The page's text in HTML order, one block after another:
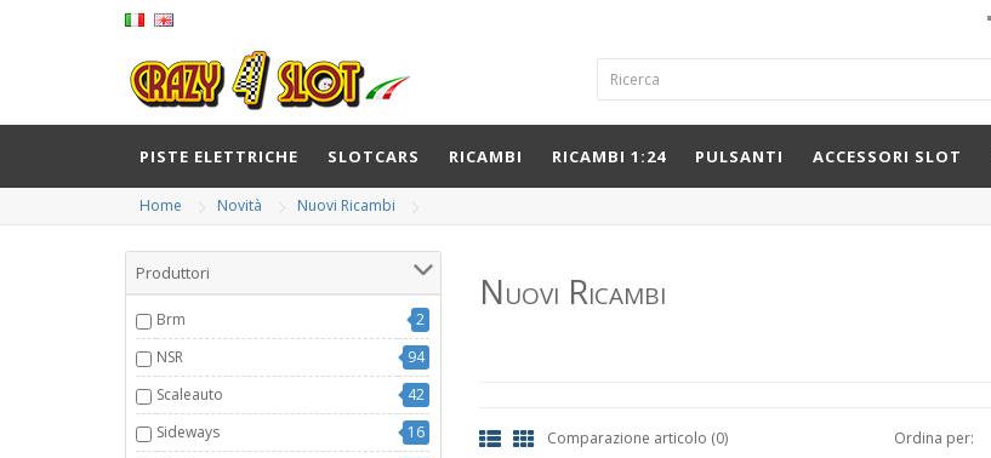
PISTE ELETTRICHE SLOTCARS RICAMBI RICAMBI 1:24 PULSANTI ACCESSORI SLOT
Home Novità Nuovi Ricambi
Produttori
Brm
2
NSR
94
Scaleauto
42
Sideways
16
Nuovi Ricambi
Comparazione articolo (0) Ordina per: